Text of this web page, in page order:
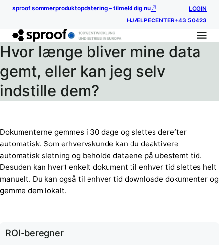
sproof sommerproduktopdatering – tilmeld dig nu
LOGIN
HJÆLPECENTER+43 50423
Hvor længe bliver mine data
gemt, eller kan jeg selv
indstille dem?
Dokumenterne gemmes i 30 dage og slettes derefter
automatisk. Som erhvervskunde kan du deaktivere
automatisk sletning og beholde dataene på ubestemt tid.
Desuden kan hvert enkelt dokument til enhver tid slettes helt
manuelt. Du kan også til enhver tid downloade dokumenter og
gemme dem lokalt.
ROI-beregner